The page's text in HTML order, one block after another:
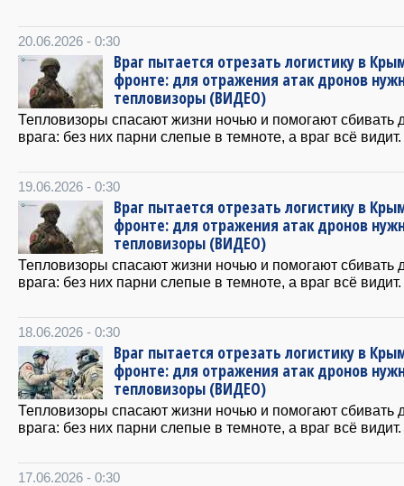
20.06.2026 - 0:30
Враг пытается отрезать логистику в
фронте: для отражения атак дронов
тепловизоры (ВИДЕО)
Тепловизоры спасают жизни ночью и помогают сбивать
врага: без них парни слепые в темноте, а враг всё видит.
19.06.2026 - 0:30
Враг пытается отрезать логистику в
фронте: для отражения атак дронов
тепловизоры (ВИДЕО)
Тепловизоры спасают жизни ночью и помогают сбивать
врага: без них парни слепые в темноте, а враг всё видит.
18.06.2026 - 0:30
Враг пытается отрезать логистику в
фронте: для отражения атак дронов
тепловизоры (ВИДЕО)
Тепловизоры спасают жизни ночью и помогают сбивать
врага: без них парни слепые в темноте, а враг всё видит.
17.06.2026 - 0:30